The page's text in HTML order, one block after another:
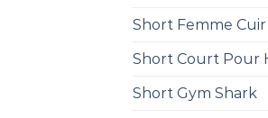
Short Femme Cuir
Short Court Pour
Short Gym Shark